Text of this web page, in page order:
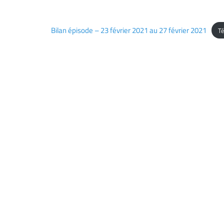
Bilan épisode – 23 février 2021 au 27 février 2021